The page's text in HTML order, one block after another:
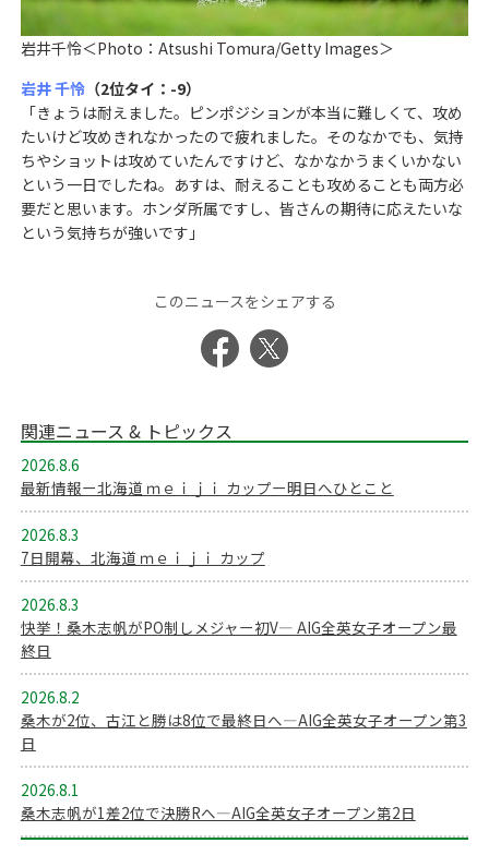
岩井千怜＜Photo：Atsushi Tomura/Getty Images＞
岩井 千怜（2位タイ：-9）
「きょうは耐えました。ピンポジションが本当に難しくて、攻め
たいけど攻めきれなかったので疲れました。そのなかでも、気持
ちやショットは攻めていたんですけど、なかなかうまくいかない
という一日でしたね。あすは、耐えることも攻めることも両方必
要だと思います。ホンダ所属ですし、皆さんの期待に応えたいな
という気持ちが強いです」
このニュースをシェアする
関連ニュース & トピックス
2026.8.6
最新情報ー北海道 ｍｅｉｊｉ カップー明日へひとこと
2026.8.3
7日開幕、北海道 ｍｅｉｊｉ カップ
2026.8.3
快挙！桑木志帆がPO制しメジャー初V― AIG全英女子オープン最
終日
2026.8.2
桑木が2位、古江と勝は8位で最終日へ―AIG全英女子オープン第3
日
2026.8.1
桑木志帆が1差2位で決勝Rへ―AIG全英女子オープン第2日